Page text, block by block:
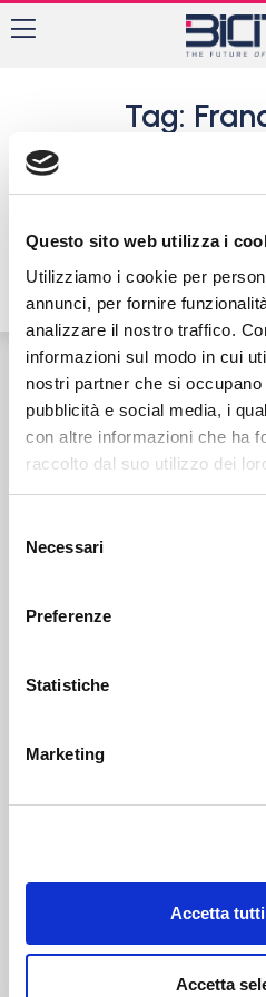
Questo sito web utilizza i
Utilizziamo i cookie per
annunci, per fornire
analizzare il nostro traffico.
informazioni sul modo in cui
nostri partner che si
pubblicità e social media, i
con altre informazioni che ha
raccolto dal suo utilizzo dei
delNecessari
Preferenze
Statistiche
Marketing
Accetta
Accetta
Tag:
24